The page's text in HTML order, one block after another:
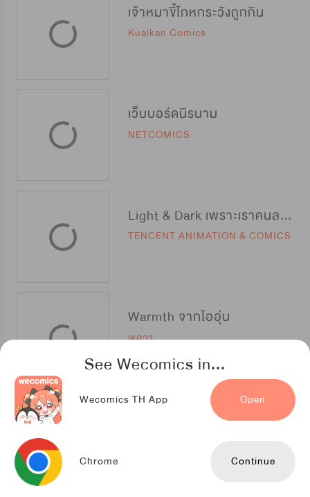
See Wecomics in...
Wecomics TH App Open
Chrome Continue
เจ้าหมาขี้โกหกระวังถูกกิน
Kuaikan Comics
เว็บบอร์ดนิรนาม
NETCOMICS
Light & Dark เพราะเราคนละขั้วกัน
TENCENT ANIMATION & COMICS
Warmth จากไออุ่น
พอวา
อ่อยดีนัก รักซะให้เข็ด